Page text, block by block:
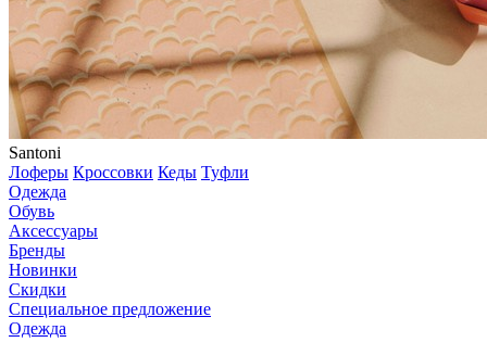
Santoni
Лоферы Кроссовки Кеды Туфли
Одежда
Обувь
Аксессуары
Бренды
Новинки
Скидки
Специальное предложение
Одежда